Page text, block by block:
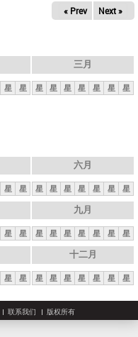
« Prev Next »
星 星
三月
星 星 星 星 星 星 星
星 星
六月
星 星 星 星 星 星 星
星 星
九月
星 星 星 星 星 星 星
星 星
十二月
星 星 星 星 星 星 星
联系我们 版权所有